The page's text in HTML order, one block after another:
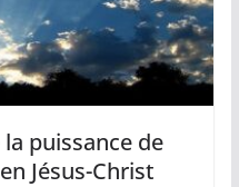
puissance de
Jésus-Christ